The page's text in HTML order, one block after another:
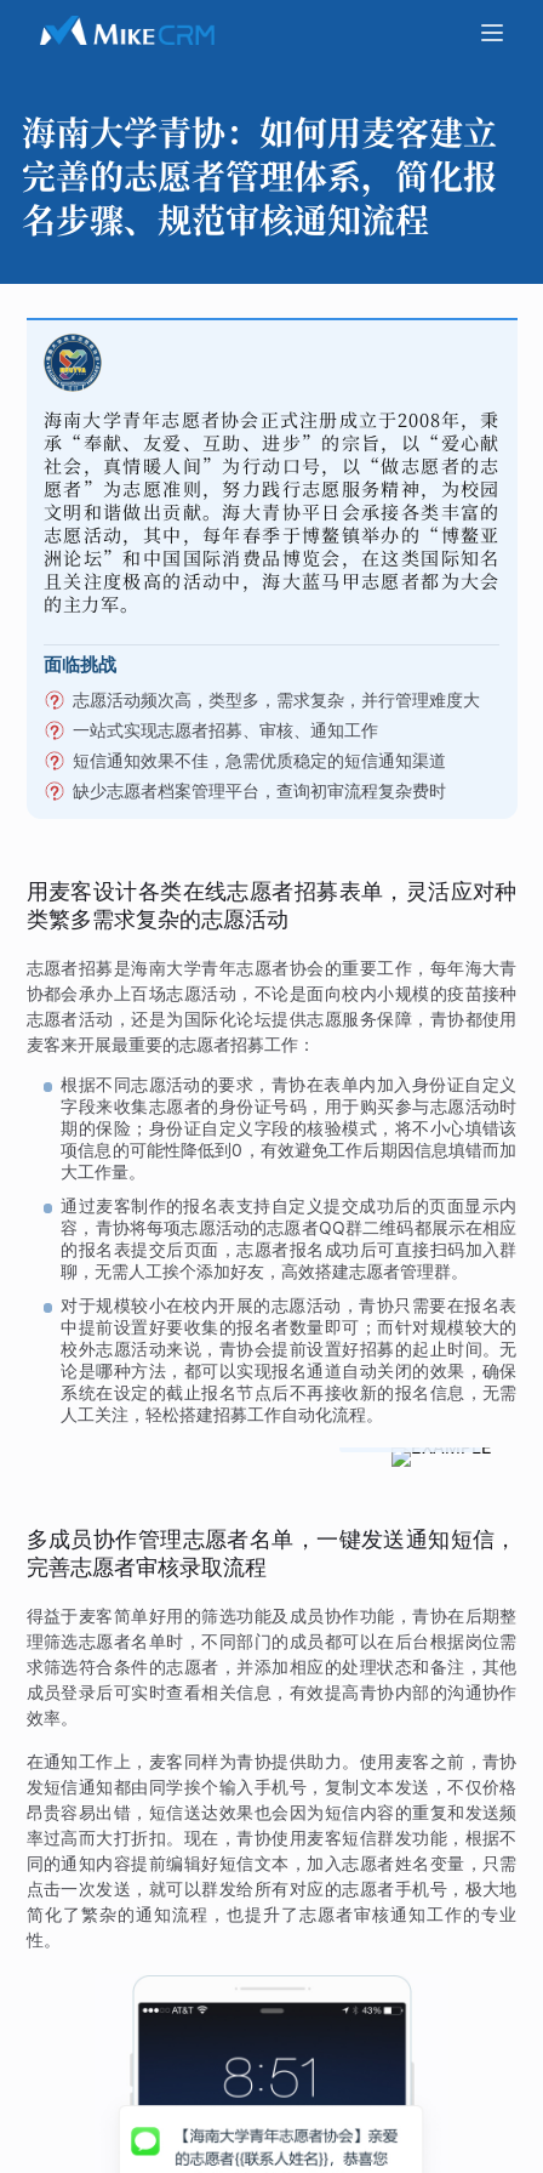
海南大学青协： 如何用麦客建立
完善的志愿者管理体系，简化报
名步骤、规范审核通知流程
海南大学青年志愿者协会正式注册成立于2008年，秉
承“奉献、友爱、互助、进步”的宗旨，以“爱心献
社会，真情暖人间”为行动口号，以“做志愿者的志
愿者”为志愿准则，努力践行志愿服务精神，为校园
文明和谐做出贡献。海大青协平日会承接各类丰富的
志愿活动，其中，每年春季于博鳌镇举办的“博鳌亚
洲论坛”和中国国际消费品博览会，在这类国际知名
且关注度极高的活动中，海大蓝马甲志愿者都为大会
的主力军。
面临挑战
志愿活动频次高，类型多，需求复杂，并行管理难度大
一站式实现志愿者招募、审核、通知工作
短信通知效果不佳，急需优质稳定的短信通知渠道
缺少志愿者档案管理平台，查询初审流程复杂费时
用麦客设计各类在线志愿者招募表单，灵活应对种
类繁多需求复杂的志愿活动
志愿者招募是海南大学青年志愿者协会的重要工作，每年海大青
协都会承办上百场志愿活动，不论是面向校内小规模的疫苗接种
志愿者活动，还是为国际化论坛提供志愿服务保障，青协都使用
麦客来开展最重要的志愿者招募工作：
根据不同志愿活动的要求，青协在表单内加入身份证自定义
字段来收集志愿者的身份证号码，用于购买参与志愿活动时
期的保险；身份证自定义字段的核验模式，将不小心填错该
项信息的可能性降低到0，有效避免工作后期因信息填错而加
大工作量。
通过麦客制作的报名表支持自定义提交成功后的页面显示内
容，青协将每项志愿活动的志愿者QQ群二维码都展示在相应
的报名表提交后页面，志愿者报名成功后可直接扫码加入群
聊，无需人工挨个添加好友，高效搭建志愿者管理群。
对于规模较小在校内开展的志愿活动，青协只需要在报名表
中提前设置好要收集的报名者数量即可；而针对规模较大的
校外志愿活动来说，青协会提前设置好招募的起止时间。无
论是哪种方法，都可以实现报名通道自动关闭的效果，确保
系统在设定的截止报名节点后不再接收新的报名信息，无需
人工关注，轻松搭建招募工作自动化流程。
多成员协作管理志愿者名单，一键发送通知短信，
完善志愿者审核录取流程
得益于麦客简单好用的筛选功能及成员协作功能，青协在后期整
理筛选志愿者名单时，不同部门的成员都可以在后台根据岗位需
求筛选符合条件的志愿者，并添加相应的处理状态和备注，其他
成员登录后可实时查看相关信息，有效提高青协内部的沟通协作
效率。
在通知工作上，麦客同样为青协提供助力。使用麦客之前，青协
发短信通知都由同学挨个输入手机号，复制文本发送，不仅价格
昂贵容易出错，短信送达效果也会因为短信内容的重复和发送频
率过高而大打折扣。现在，青协使用麦客短信群发功能，根据不
同的通知内容提前编辑好短信文本，加入志愿者姓名变量，只需
点击一次发送，就可以群发给所有对应的志愿者手机号，极大地
简化了繁杂的通知流程，也提升了志愿者审核通知工作的专业
性。